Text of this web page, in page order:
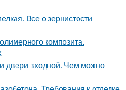
Все о зернистости
композита.
двери входной. Чем можно